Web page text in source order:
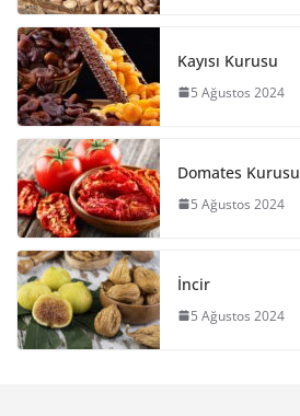
Kayısı Kurusu
5 Ağustos 2024
Domates Kurusu
5 Ağustos 2024
İncir
5 Ağustos 2024